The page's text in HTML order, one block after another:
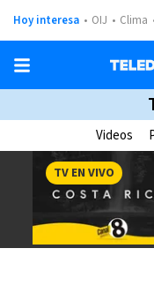
Hoy interesa OIJ Clima
Videos
TV EN VIVO